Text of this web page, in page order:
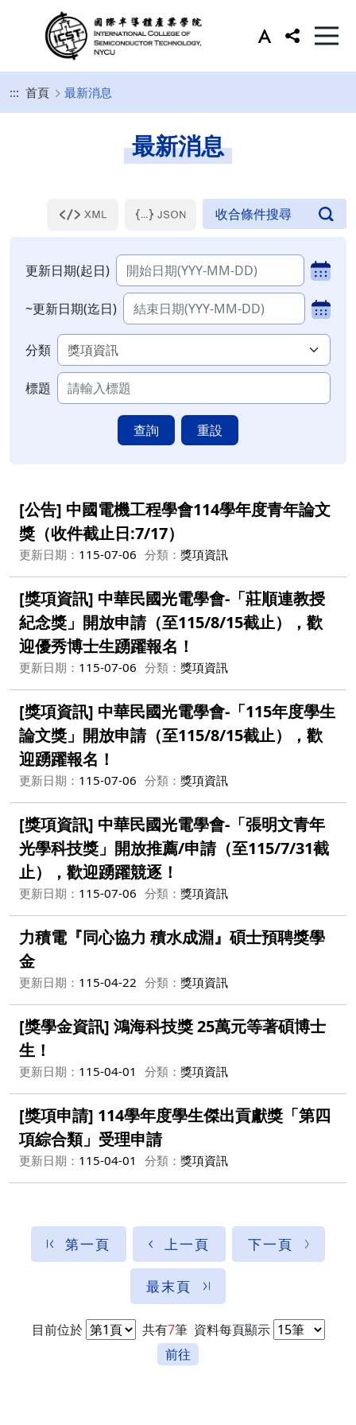
::: 首頁 最新消息
最新消息
更新日期(起日)
~更新日期(迄日)
分類
標題
查詢 重設
[公告] 中國電機工程學會114學年度青年論文
獎（收件截止日:7/17）
更新日期： 115-07-06 分類： 獎項資訊
[獎項資訊] 中華民國光電學會-「莊順連教授
紀念獎」開放申請（至115/8/15截止），歡
迎優秀博士生踴躍報名！
更新日期： 115-07-06 分類： 獎項資訊
[獎項資訊] 中華民國光電學會-「115年度學生
論文獎」開放申請（至115/8/15截止），歡
迎踴躍報名！
更新日期： 115-07-06 分類： 獎項資訊
[獎項資訊] 中華民國光電學會-「張明文青年
光學科技獎」開放推薦/申請（至115/7/31截
止），歡迎踴躍競逐！
更新日期： 115-07-06 分類： 獎項資訊
力積電『同心協力 積水成淵』碩士預聘獎學
金
更新日期： 115-04-22 分類： 獎項資訊
[獎學金資訊] 鴻海科技獎 25萬元等著碩博士
生！
更新日期： 115-04-01 分類： 獎項資訊
[獎項申請] 114學年度學生傑出貢獻獎「第四
項綜合類」受理申請
更新日期： 115-04-01 分類： 獎項資訊
第一頁 上一頁 下一頁
最末頁
目前位於 共有7筆 資料每頁顯示
前往